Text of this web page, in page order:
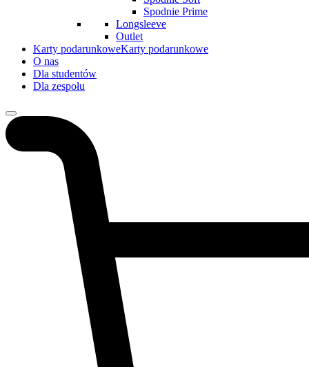
Spodnie Prime
Longsleeve
Outlet
Karty podarunkoweKarty podarunkowe
O nas
Dla studentów
Dla zespołu